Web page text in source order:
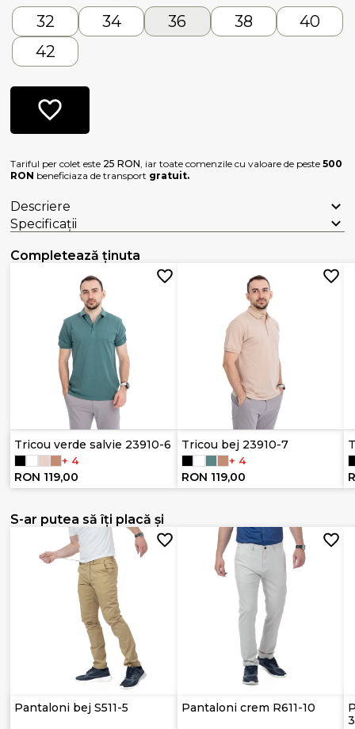
32 34 36 38
40
42
Tariful per colet este 25 RON, iar toate comenzile cu valoare de peste500
RON beneficiaza de transport gratuit.
Descriere
Specificații
Completează ținuta
Tricou verde salvie 23910-6
+ 4
RON 119,00
Tricou bej 23910-7
+ 4
RON 119,00
S-ar putea să îți placă și
Pantaloni bej S511-5 Pantaloni crem R611-10
3